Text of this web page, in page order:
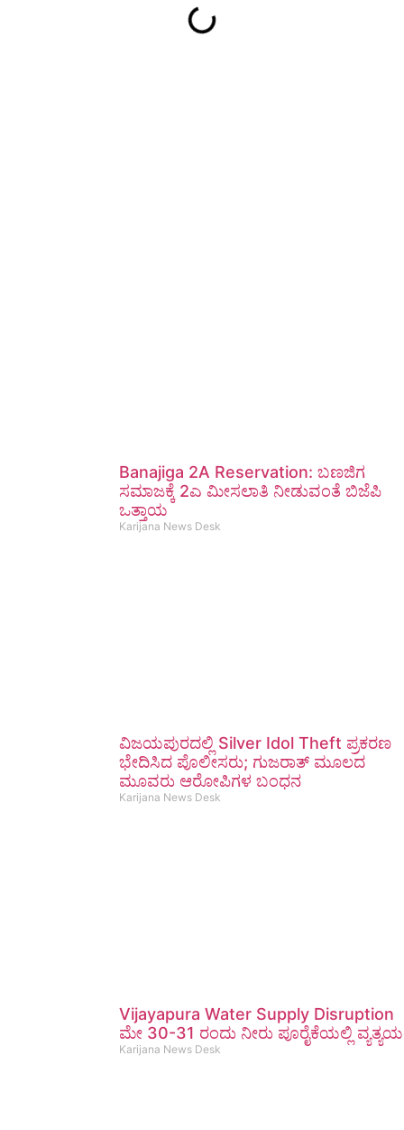
Banajiga 2A Reservation: ಬಣಜಿಗ
ಸಮಾಜಕ್ಕೆ 2ಎ ಮೀಸಲಾತಿ ನೀಡುವಂತೆ ಬಿಜೆಪಿ
ಒತ್ತಾಯ
Karijana News Desk
ವಿಜಯಪುರದಲ್ಲಿ Silver Idol Theft ಪ್ರಕರಣ
ಭೇದಿಸಿದ ಪೊಲೀಸರು; ಗುಜರಾತ್ ಮೂಲದ
ಮೂವರು ಆರೋಪಿಗಳ ಬಂಧನ
Karijana News Desk
Vijayapura Water Supply Disruption
ಮೇ 30-31 ರಂದು ನೀರು ಪೂರೈಕೆಯಲ್ಲಿ ವ್ಯತ್ಯಯ
Karijana News Desk